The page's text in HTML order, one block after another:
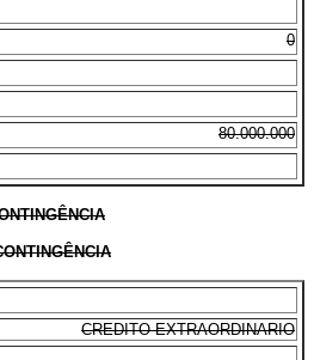
0
80.000.000
CREDITO EXTRAORDINARIO